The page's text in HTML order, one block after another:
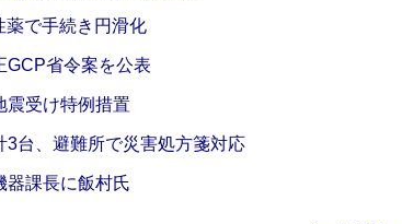
薬で手続き円滑化
GCP省令案を公表
震受け特例措置
3台、避難所で災害処方箋対応
器課長に飯村氏